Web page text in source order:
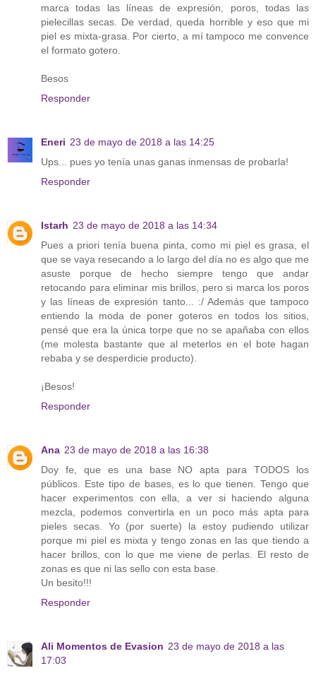
marca todas las líneas de expresión, poros, todas las
pielecillas secas. De verdad, queda horrible y eso que mi
piel es mixta-grasa. Por cierto, a mí tampoco me convence
el formato gotero.
Besos
Responder
Eneri 23 de mayo de 2018 a las 14:25
Ups... pues yo tenía unas ganas inmensas de probarla!
Responder
Istarh 23 de mayo de 2018 a las 14:34
Pues a priori tenía buena pinta, como mi piel es grasa, el
que se vaya resecando a lo largo del día no es algo que me
asuste porque de hecho siempre tengo que andar
retocando para eliminar mis brillos, pero si marca los poros
y las líneas de expresión tanto... :/ Además que tampoco
entiendo la moda de poner goteros en todos los sitios,
pensé que era la única torpe que no se apañaba con ellos
(me molesta bastante que al meterlos en el bote hagan
rebaba y se desperdicie producto).
¡Besos!
Responder
Ana 23 de mayo de 2018 a las 16:38
Doy fe, que es una base NO apta para TODOS los
públicos. Este tipo de bases, es lo que tienen. Tengo que
hacer experimentos con ella, a ver si haciendo alguna
mezcla, podemos convertirla en un poco más apta para
pieles secas. Yo (por suerte) la estoy pudiendo utilizar
porque mi piel es mixta y tengo zonas en las que tiendo a
hacer brillos, con lo que me viene de perlas. El resto de
zonas es que ni las sello con esta base.
Un besito!!!
Responder
Ali Momentos de Evasion 23 de mayo de 2018 a las
17:03